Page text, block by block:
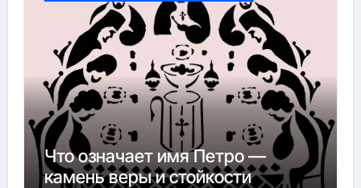
Что означает имя Петро —
камень веры и стойкости